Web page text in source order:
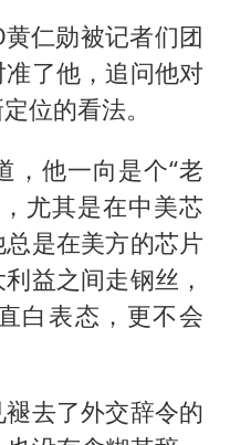
仁勋被记者们团
了他，追问他对
位的看法。
，他一向是个“老
尤其是在中美芯
是在美方的芯片
益之间走钢丝，
白表态，更不会
去了外交辞令的